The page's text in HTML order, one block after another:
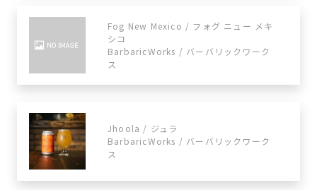
Fog New Mexico / フォグ ニュー メキ
シコ
BarbaricWorks / バーバリックワーク
ス
Jhoola / ジュラ
BarbaricWorks / バーバリックワーク
ス